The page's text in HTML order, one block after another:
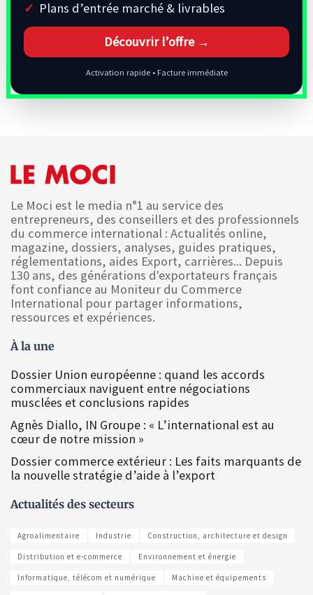
Plans d’entrée marché & livrables
Découvrir l’offre →
Activation rapide • Facture immédiate
Le Moci est le media n°1 au service des
entrepreneurs, des conseillers et des professionnels
du commerce international : Actualités online,
magazine, dossiers, analyses, guides pratiques,
réglementations, aides Export, carrières... Depuis
130 ans, des générations d'exportateurs français
font confiance au Moniteur du Commerce
International pour partager informations,
ressources et expériences.
À la une
Dossier Union européenne : quand les accords
commerciaux naviguent entre négociations
musclées et conclusions rapides
Agnès Diallo, IN Groupe : « L’international est au
cœur de notre mission »
Dossier commerce extérieur : Les faits marquants de
la nouvelle stratégie d’aide à l’export
Actualités des secteurs
Agroalimentaire Industrie Construction, architecture et design
Distribution et e-commerce Environnement et énergie
Informatique, télécom et numérique Machine et équipements